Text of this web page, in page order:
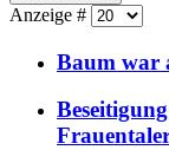
Anzeige #
Baum war